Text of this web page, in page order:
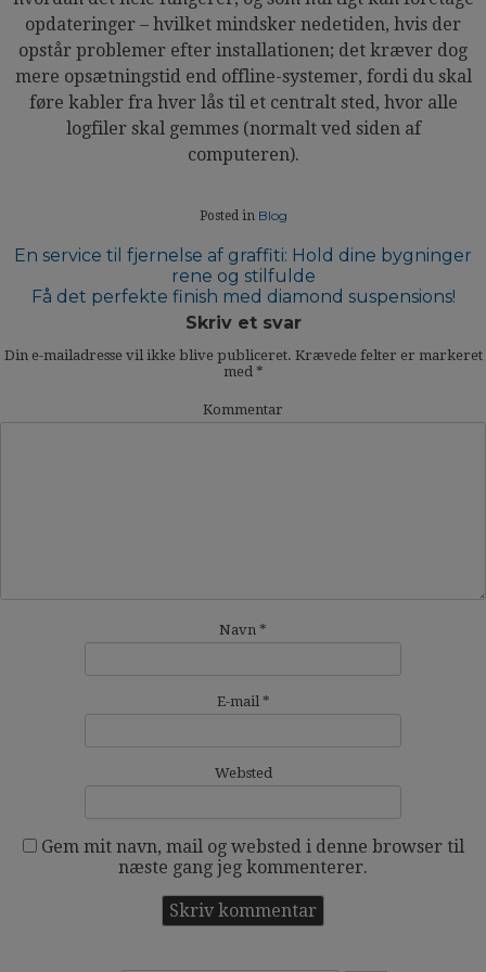
opdateringer – hvilket mindsker nedetiden, hvis der
opstår problemer efter installationen; det kræver dog
mere opsætningstid end offline-systemer, fordi du skal
føre kabler fra hver lås til et centralt sted, hvor alle
logfiler skal gemmes (normalt ved siden af
computeren).
Posted in Blog
Indlægsnavigation
En service til fjernelse af graffiti: Hold dine bygninger
rene og stilfulde
Få det perfekte finish med diamond suspensions!
Skriv et svar
Din e-mailadresse vil ikke blive publiceret. Krævede felter er markeret
med *
Kommentar
Navn *
E-mail *
Websted
Gem mit navn, mail og websted i denne browser til
næste gang jeg kommenterer.